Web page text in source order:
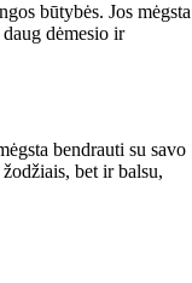
būtybės. Jos mėgsta
dėmesio ir
bendrauti su savo
bet ir balsu,